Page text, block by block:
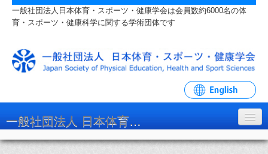
一般社団法人日本体育・スポーツ・健康学会は会員数約6000名の体
育・スポーツ・健康科学に関する学術団体です
一般社団法人 日本体育・スポーツ・健康学会